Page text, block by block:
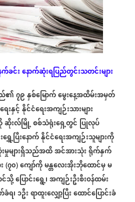
ခင်းနောက်ဆုံးရပြည်တွင်းသတင်းများ
ည်၏၇၉နှစ်မြောက်မွေးနေ့အထိမ်းအမှတ်
းနှင့်နိုင်ငံရေးအကျဉ်းသားများ
ဆိုးလ်မြို့စစ်သံရုံးရှေ့တွင် ပြုလုပ်
ရွှေ့ပြီးနောက်နိုင်ငံရေးအကျဉ်းသူများကို
မှုများရှိသည်အထိအင်အားသုံးရိုက်နှက်
(၇၀) ကျော်ကိုမန္တလေးအိုးဘိုထောင်မှမ
င်သို့ပြောင်းရွေ့၊အကျဉ်းဦးစီးဝန်ထမ်း
ရ၊၁ဦးရာထူးလျှော့ပြီးထောင်ပြောင်းခံ